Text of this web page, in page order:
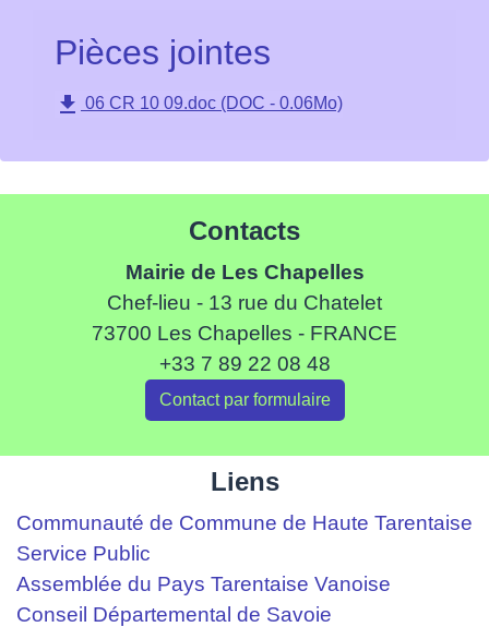
Pièces jointes
file_download 06 CR 10 09.doc (DOC - 0.06Mo)
Contacts
Mairie de Les Chapelles
Chef-lieu - 13 rue du Chatelet
73700 Les Chapelles - FRANCE
+33 7 89 22 08 48
Contact par formulaire
Liens
Communauté de Commune de Haute Tarentaise
Service Public
Assemblée du Pays Tarentaise Vanoise
Conseil Départemental de Savoie